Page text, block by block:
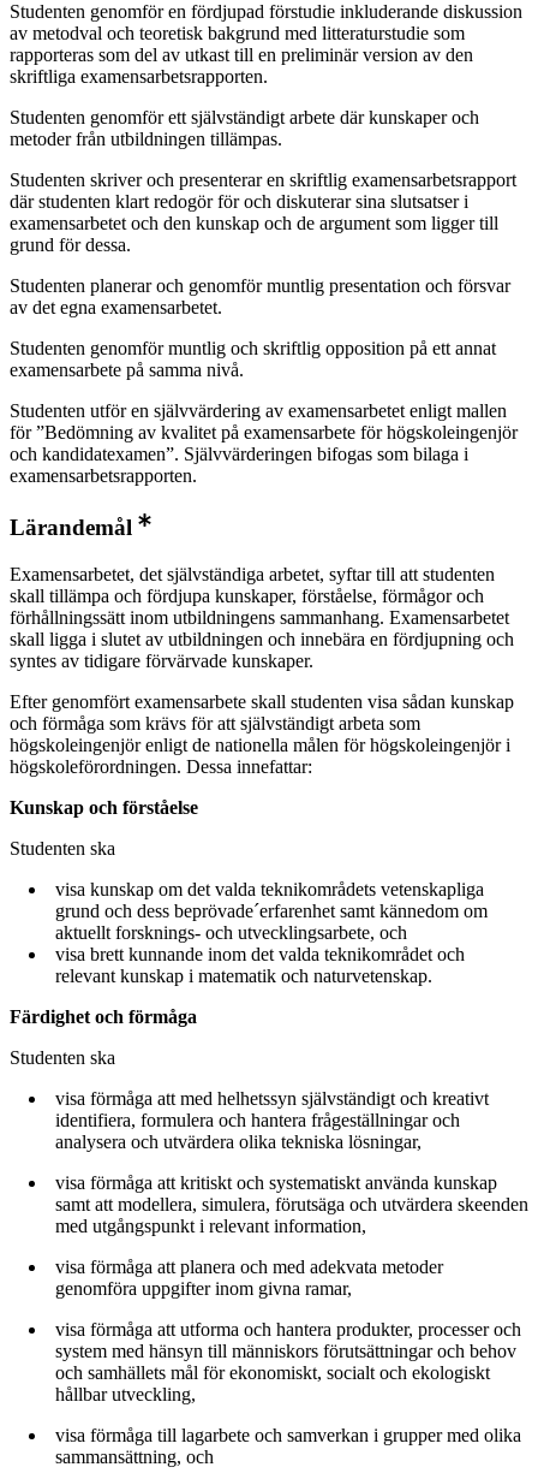
Studenten genomför en fördjupad förstudie inkluderande diskussion
av metodval och teoretisk bakgrund med litteraturstudie som
rapporteras som del av utkast till en preliminär version av den
skriftliga examensarbetsrapporten.
Studenten genomför ett självständigt arbete där kunskaper och
metoder från utbildningen tillämpas.
Studenten skriver och presenterar en skriftlig examensarbetsrapport
där studenten klart redogör för och diskuterar sina slutsatser i
examensarbetet och den kunskap och de argument som ligger till
grund för dessa.
Studenten planerar och genomför muntlig presentation och försvar
av det egna examensarbetet.
Studenten genomför muntlig och skriftlig opposition på ett annat
examensarbete på samma nivå.
Studenten utför en självvärdering av examensarbetet enligt mallen
för ”Bedömning av kvalitet på examensarbete för högskoleingenjör
och kandidatexamen”. Självvärderingen bifogas som bilaga i
examensarbetsrapporten.
Lärandemål
Examensarbetet, det självständiga arbetet, syftar till att studenten
skall tillämpa och fördjupa kunskaper, förståelse, förmågor och
förhållningssätt inom utbildningens sammanhang. Examensarbetet
skall ligga i slutet av utbildningen och innebära en fördjupning och
syntes av tidigare förvärvade kunskaper.
Efter genomfört examensarbete skall studenten visa sådan kunskap
och förmåga som krävs för att självständigt arbeta som
högskoleingenjör enligt de nationella målen för högskoleingenjör i
högskoleförordningen. Dessa innefattar:
Kunskap och förståelse
Studenten ska
visa kunskap om det valda teknikområdets vetenskapliga
grund och dess beprövade´erfarenhet samt kännedom om
aktuellt forsknings- och utvecklingsarbete, och
visa brett kunnande inom det valda teknikområdet och
relevant kunskap i matematik och naturvetenskap.
Färdighet och förmåga
Studenten ska
visa förmåga att med helhetssyn självständigt och kreativt
identifiera, formulera och hantera frågeställningar och
analysera och utvärdera olika tekniska lösningar,
visa förmåga att kritiskt och systematiskt använda kunskap
samt att modellera, simulera, förutsäga och utvärdera skeenden
med utgångspunkt i relevant information,
visa förmåga att planera och med adekvata metoder
genomföra uppgifter inom givna ramar,
visa förmåga att utforma och hantera produkter, processer och
system med hänsyn till människors förutsättningar och behov
och samhällets mål för ekonomiskt, socialt och ekologiskt
hållbar utveckling,
visa förmåga till lagarbete och samverkan i grupper med olika
sammansättning, och